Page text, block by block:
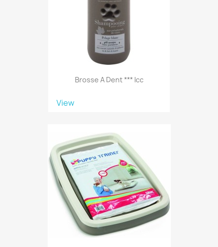
Brosse A Dent *** Icc
View